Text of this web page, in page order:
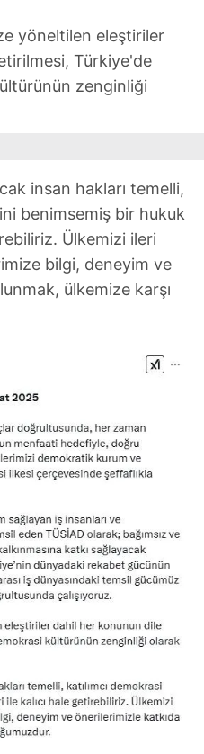
Kanunu uyarınca
okumak ve sitemizde
yöneltilen eleştiriler
Türkiye'de
zenginliği
insan hakları temelli,
benimsemiş bir hukuk
Ülkemizi ileri
bilgi, deneyim ve
ülkemize karşı